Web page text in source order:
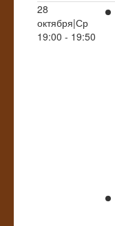
28
октября|Ср
19:00 - 19:50